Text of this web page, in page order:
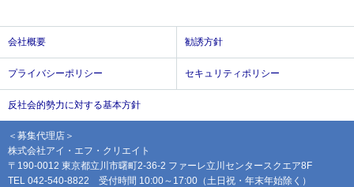
会社概要 勧誘方針
プライバシーポリシー セキュリティポリシー
反社会的勢力に対する基本方針
＜募集代理店＞
株式会社アイ・エフ・クリエイト
〒190-0012 東京都立川市曙町2-36-2 ファーレ立川センタースクエア8F
TEL 042-540-8822 受付時間 10:00～17:00（土日祝・年末年始除く）